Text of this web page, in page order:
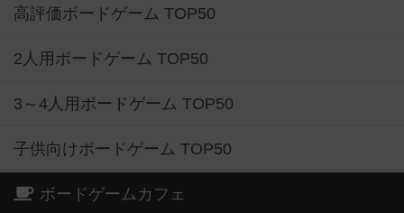
高評価ボードゲーム TOP50
2人用ボードゲーム TOP50
3～4人用ボードゲーム TOP50
子供向けボードゲーム TOP50
ボードゲームカフェ